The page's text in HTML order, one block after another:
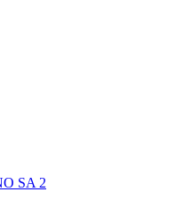
SA 2